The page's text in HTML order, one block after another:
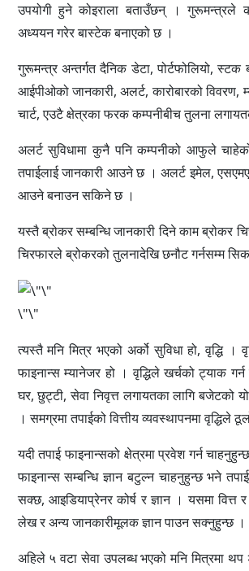
उपयोगी हुने कोइराला बताउँछन् । गुरूमन्त्रले
अध्ययन गरेर बास्टेक बनाएको छ ।
गुरूमन्त्र अन्तर्गत दैनिक डेटा, पोर्टफोलियो, स्टक
आईपीओको जानकारी, अलर्ट, कारोबारको
चार्ट, एउटै क्षेत्रका फरक कम्पनीबीच तुलना
अलर्ट सुविधामा कुनै पनि कम्पनीको आफुले
तपाईलाई जानकारी आउने छ । अलर्ट इमेल,
आउने बनाउन सकिने छ ।
यस्तै ब्रोकर सम्बन्धि जानकारी दिने काम ब्रोकर
चिरफारले ब्रोकरको तुलनादेखि छनौट गर्नसम्म
\"\"
त्यस्तै मनि मित्र भएको अर्को सुविधा हो, वृद्धि ।
फाइनान्स म्यानेजर हो । वृद्धिले खर्चको ट्याक
घर, छुट्टी, सेवा निवृत्त लगायतका लागि बजेटको
। समग्रमा तपाईको वित्तीय व्यवस्थापनमा वृद्धिले
यदी तपाई फाइनान्सको क्षेत्रमा प्रवेश गर्न
फाइनान्स सम्बन्धि ज्ञान बटुल्न चाहनुहुन्छ भने
सक्छ, आइडियाप्रेनर कोर्ष र ज्ञान । यसमा वित्त र
लेख र अन्य जानकारीमूलक ज्ञान पाउन सक्नुहुन्छ ।
अहिले ५ वटा सेवा उपलब्ध भएको मनि मित्रमा